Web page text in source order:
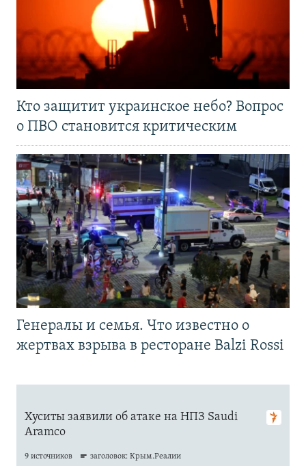
Кто защитит украинское небо? Вопрос
о ПВО становится критическим
Генералы и семья. Что известно о
жертвах взрыва в ресторане Balzi Rossi